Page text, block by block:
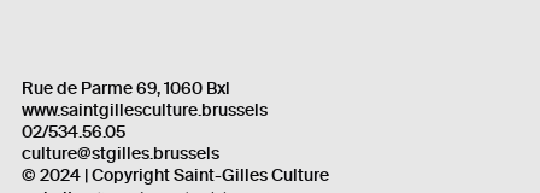
Rue de Parme 69, 1060 Bxl
www.saintgillesculture.brussels
02/534.56.05
culture@stgilles.brussels
© 2024 | Copyright Saint-Gilles Culture